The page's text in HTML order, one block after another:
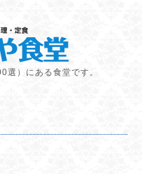
選）にある食堂です。